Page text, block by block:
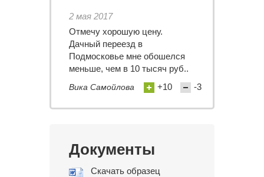
2 мая 2017
Отмечу хорошую цену.
Дачный переезд в
Подмосковье мне обошелся
меньше, чем в 10 тысяч руб..
Вика Самойлова +10 -3
Документы
Скачать образец